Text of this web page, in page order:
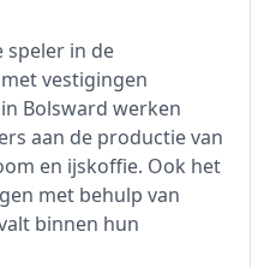
speler in de
vestigingen
Bolsward werken
aan de productie van
en ijskoffie. Ook het
met behulp van
binnen hun